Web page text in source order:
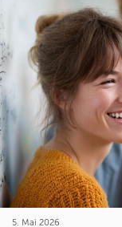
5. Mai 2026